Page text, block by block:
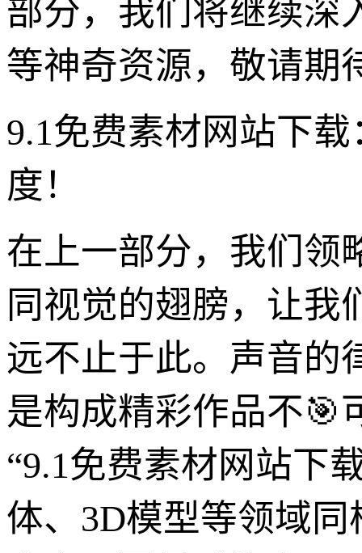
部分，我们将继续深
等神奇资源，敬请期
9.1免费素材网站下
度！
在上一部分，我们领
同视觉的翅膀，让我
远不止于此。声音的
是构成精彩作品不🎯
“9.1免费素材网站下
体、3D模型等领域